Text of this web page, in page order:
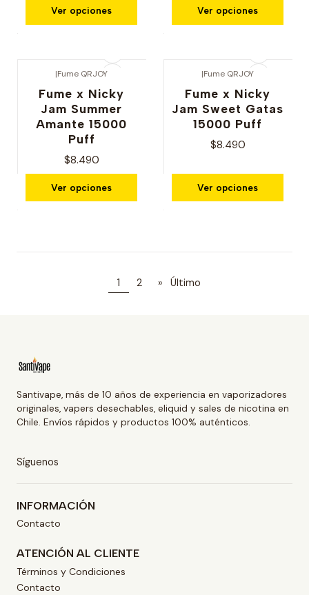
Ver opciones Ver opciones
|Fume QRJOY
Fume x Nicky
Jam Summer
Amante 15000
Puff
$8.490
Ver opciones
|Fume QRJOY
Fume x Nicky
Jam Sweet Gatas
15000 Puff
$8.490
Ver opciones
1 2 » Último
Santivape, más de 10 años de experiencia en vaporizadores
originales, vapers desechables, eliquid y sales de nicotina en
Chile. Envíos rápidos y productos 100% auténticos.
Síguenos
INFORMACIÓN
Contacto
ATENCIÓN AL CLIENTE
Términos y Condiciones
Contacto